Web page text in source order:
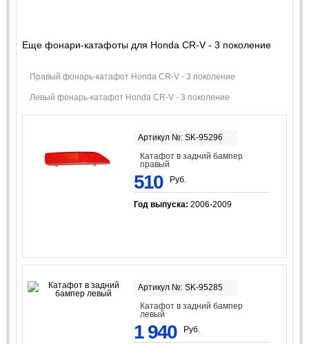
Еще фонари-катафоты для Honda CR-V - 3 поколение
Правый фонарь-катафот Honda CR-V - 3 поколение
Левый фонарь-катафот Honda CR-V - 3 поколение
Артикул №: SK-95296
Катафот в задний бампер
правый
510 Руб.
Год выпуска: 2006-2009
Артикул №: SK-95285
Катафот в задний бампер
левый
1 940 Руб.